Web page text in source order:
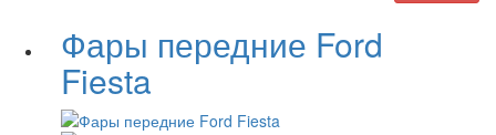
Фары передние Ford
Fiesta